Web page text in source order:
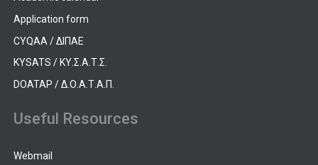
Application form
CYQAA / ΔΙΠΑΕ
KYSATS / ΚΥ.Σ.Α.Τ.Σ.
DOATAP / Δ.Ο.Α.Τ.Α.Π.
Useful Resources
Webmail